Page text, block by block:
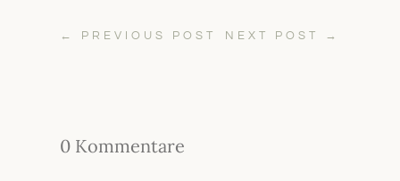
← PREVIOUS POST NEXT POST →
0 Kommentare